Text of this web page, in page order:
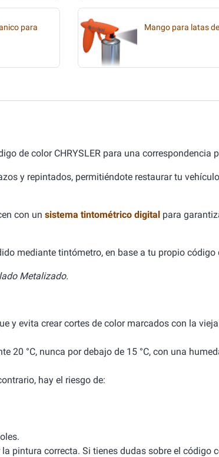
para
Mango para latas
de color CHRYSLER para una correspondencia
y repintados, permitiéndote restaurar tu
con un sistema tintométrico digital para
mediante tintómetro, en base a tu propio código
Metalizado.
y evita crear cortes de color marcados con la
20 °C, nunca por debajo de 15 °C, con una
hay el riesgo de:
pintura correcta. Si tienes dudas sobre el código